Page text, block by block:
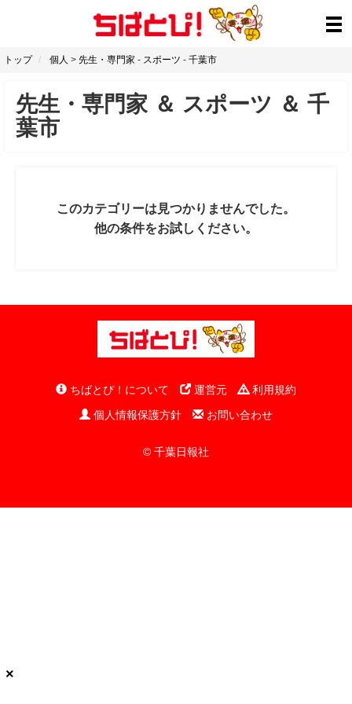
トップ 個人 > 先生・専門家 - スポーツ - 千葉市
先生・専門家 ＆ スポーツ ＆ 千
葉市
このカテゴリーは見つかりませんでした。
他の条件をお試しください。
ちばとぴ！について 運営元
利用規約
個人情報保護方針
お問い合わせ
© 千葉日報社
×